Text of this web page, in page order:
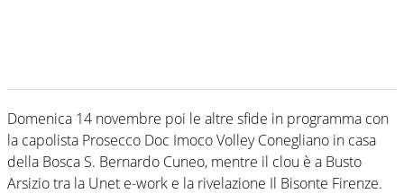
Domenica 14 novembre poi le altre sfide in programma con
la capolista Prosecco Doc Imoco Volley Conegliano in casa
della Bosca S. Bernardo Cuneo, mentre il clou è a Busto
Arsizio tra la Unet e-work e la rivelazione Il Bisonte Firenze.